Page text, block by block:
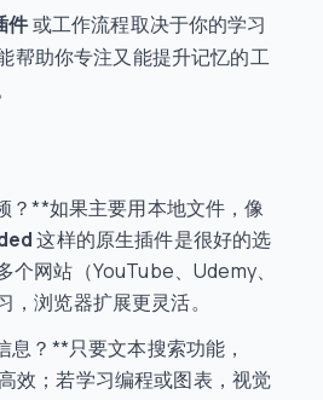
件或工作流程取决于你的学习
帮助你专注又能提升记忆的工
？**如果主要用本地文件，像
这样的原生插件是很好的选
个网站（YouTube、Udemy、
，浏览器扩展更灵活。
息？**只要文本搜索功能，
效；若学习编程或图表，视觉